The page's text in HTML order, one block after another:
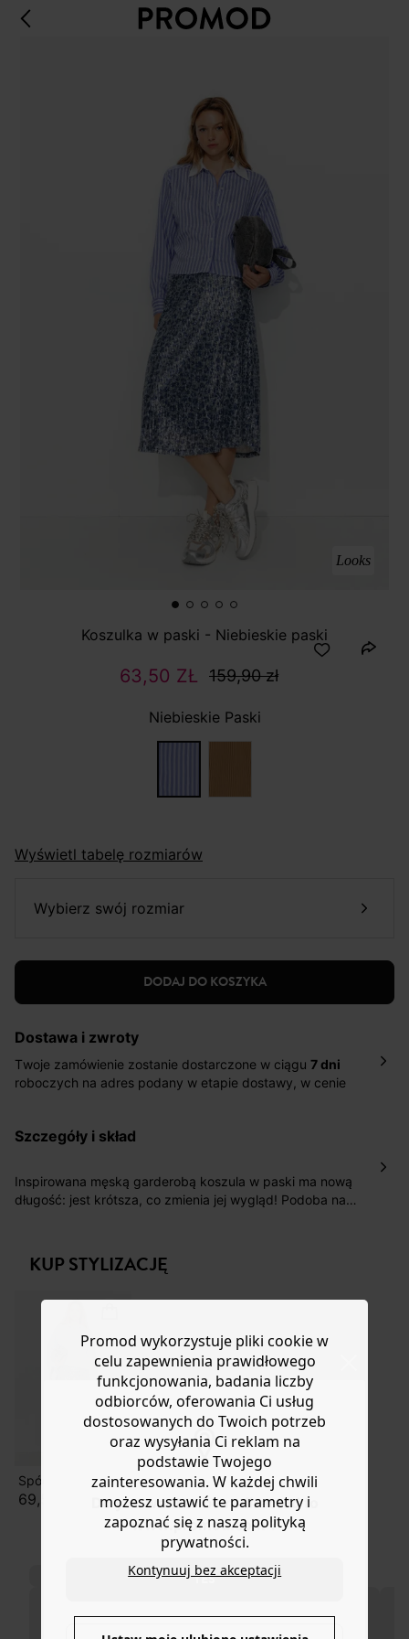
Do you want to be redirected to
www.promod.com ?
YES
Looks
Koszulka w paski - Niebieskie paski
63,50 ZŁ 159,90 zł
Niebieskie Paski
Wyświetl tabelę rozmiarów
wybierz swój rozmiar
DODAJ DO KOSZYKA
Dostawa i zwroty
Twoje zamówienie zostanie dostarczone w ciągu 7 dni
roboczych na adres podany w etapie dostawy, w cenie
pośrednictwem DHL Express.
roboczych do wybranego przez Ciebie paczkomatu , a
koszt przesyłki wynosi 9,40 zł.
Pomoc
szczegóły i skład
Inspirowana męską garderobą koszula w paski ma nową
długość: jest krótsza, co zmienia jej wygląd! Podoba nam
mankiety zapinane na guziki. Prosty dół. Ta koszula
damska zawiera wiskozę pochodzącą z pulpy drzewnej
KUP STYLIZACJĘ
Spódnica midi w panterkę
69,50 zł
Promod wykorzystuje pliki cookie w
celu zapewnienia prawidłowego
funkcjonowania, badania liczby
odbiorców, oferowania Ci usług
dostosowanych do Twoich potrzeb
oraz wysyłania Ci reklam na
podstawie Twojego
zainteresowania. W każdej chwili
możesz ustawić te parametry i
zapoznać się z naszą polityką
prywatności.
Kontynuuj bez akceptacji